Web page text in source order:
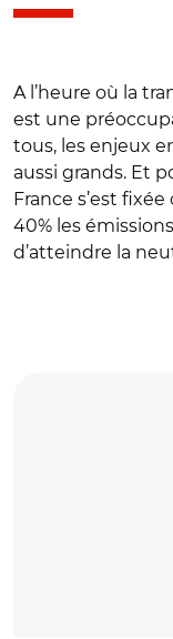
A l’heure où la
est une
tous, les enjeux
aussi grands. Et
France s’est
40% les
d’atteindre la